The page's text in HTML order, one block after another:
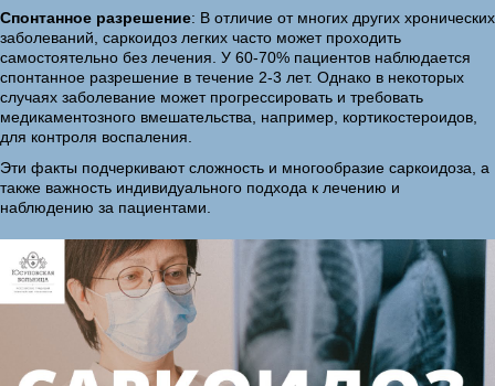
Спонтанное разрешение: В отличие от многих других хронических
заболеваний, саркоидоз легких часто может проходить
самостоятельно без лечения. У 60-70% пациентов наблюдается
спонтанное разрешение в течение 2-3 лет. Однако в некоторых
случаях заболевание может прогрессировать и требовать
медикаментозного вмешательства, например, кортикостероидов,
для контроля воспаления.
Эти факты подчеркивают сложность и многообразие саркоидоза, а
также важность индивидуального подхода к лечению и
наблюдению за пациентами.